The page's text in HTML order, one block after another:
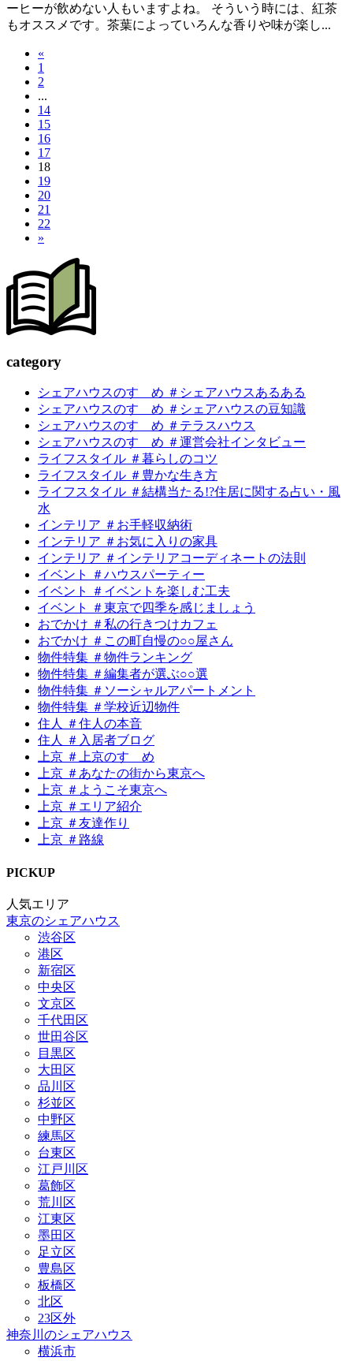
ーヒーが飲めない人もいますよね。 そういう時には、紅茶
もオススメです。茶葉によっていろんな香りや味が楽し...
«
1
2
...
14
15
16
17
18
19
20
21
22
»
category
シェアハウスのすゝめ ＃シェアハウスあるある
シェアハウスのすゝめ ＃シェアハウスの豆知識
シェアハウスのすゝめ ＃テラスハウス
シェアハウスのすゝめ ＃運営会社インタビュー
ライフスタイル ＃暮らしのコツ
ライフスタイル ＃豊かな生き方
ライフスタイル ＃結構当たる!?住居に関する占い・風
水
インテリア ＃お手軽収納術
インテリア ＃お気に入りの家具
インテリア ＃インテリアコーディネートの法則
イベント ＃ハウスパーティー
イベント ＃イベントを楽しむ工夫
イベント ＃東京で四季を感じましょう
おでかけ ＃私の行きつけカフェ
おでかけ ＃この町自慢の○○屋さん
物件特集 ＃物件ランキング
物件特集 ＃編集者が選ぶ○○選
物件特集 ＃ソーシャルアパートメント
物件特集 ＃学校近辺物件
住人 ＃住人の本音
住人 ＃入居者ブログ
上京 ＃上京のすゝめ
上京 ＃あなたの街から東京へ
上京 ＃ようこそ東京へ
上京 ＃エリア紹介
上京 ＃友達作り
上京 ＃路線
PICKUP
人気エリア
東京のシェアハウス
渋谷区
港区
新宿区
中央区
文京区
千代田区
世田谷区
目黒区
大田区
品川区
杉並区
中野区
練馬区
台東区
江戸川区
葛飾区
荒川区
江東区
墨田区
足立区
豊島区
板橋区
北区
23区外
神奈川のシェアハウス
横浜市